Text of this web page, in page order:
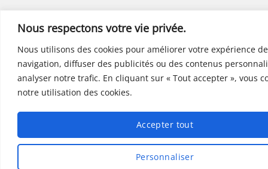
Nous respectons votre vie privée.
Nous utilisons des cookies pour améliorer votre expérience de
navigation, diffuser des publicités ou des contenus
analyser notre trafic. En cliquant sur « Tout accepter », vous
notre utilisation des cookies.
Personnaliser
Accepter tout